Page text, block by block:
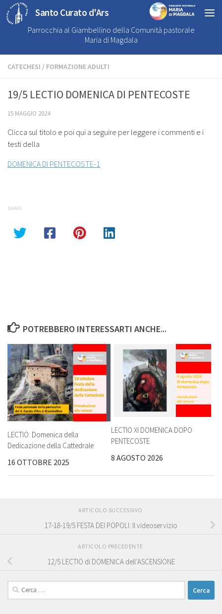
Santo Curato d'Ars
Parrocchia al Giambellino della Comunità pastorale
Maria di Magdala
CATECHESI / FORMAZIONE ADULTI
19/5 LECTIO DOMENICA DI PENTECOSTE
15 MAGGIO 2024
Clicca sul titolo e poi qui a seguire per leggere i commenti e i
testi della
DOMENICA DI PENTECOSTE-1
SHARE
POTREBBERO INTERESSARTI ANCHE...
LECTIO: Domenica della
Dedicazione della Cattedrale
16 OTTOBRE 2025
LECTIO XI DOMENICA DOPO
PENTECOSTE
8 AGOSTO 2026
ARTICOLO SUCCESSIVO
17-18-19/5 FESTA DEI POPOLI: Il videoservizio
ARTICOLO PRECEDENTE
12/5 LECTIO di DOMENICA dell’ASCENSIONE
Ricerca
per: